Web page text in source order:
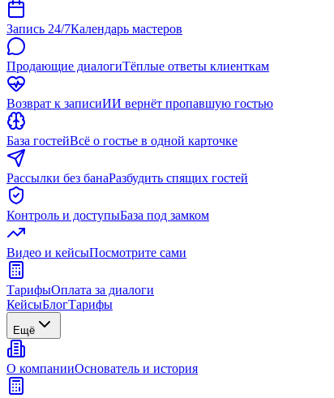
Запись 24/7Календарь мастеров
Продающие диалогиТёплые ответы клиенткам
Возврат к записиИИ вернёт пропавшую гостью
База гостейВсё о гостье в одной карточке
Рассылки без банаРазбудить спящих гостей
Контроль и доступыБаза под замком
Видео и кейсыПосмотрите сами
ТарифыОплата за диалоги
КейсыБлогТарифы
Ещё
О компанииОснователь и история